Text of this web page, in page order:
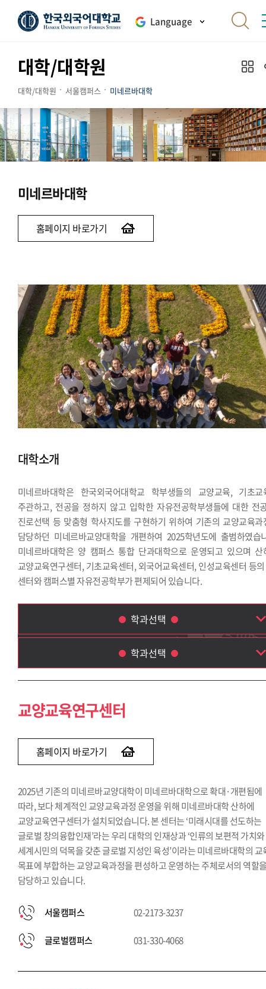
Language
대학/대학원
대학/대학원 서울캠퍼스 미네르바대학
미네르바대학
홈페이지 바로가기
대학소개
미네르바대학은 한국외국어대학교 학부생들의 교양교육, 기초교
주관하고, 전공을 정하지 않고 입학한 자유전공학부생들에 대한 전
진로선택 등 맞춤형 학사지도를 구현하기 위하여 기존의 교양교육과
담당하던 미네르바교양대학을 개편하여 2025학년도에 출범하였습
미네르바대학은 양 캠퍼스 통합 단과대학으로 운영되고 있으며 산
교양교육연구센터, 기초교육센터, 외국어교육센터, 인성교육센터 등
센터와 캠퍼스별 자유전공학부가 편제되어 있습니다.
학과선택
학과선택
교양교육연구센터
외국어교육센터
자유전공학부
교양교육연구센터
홈페이지 바로가기
2025년 기존의 미네르바교양대학이 미네르바대학으로 확대·개편됨에
따라, 보다 체계적인 교양교육과정 운영을 위해 미네르바대학 산하에
교양교육연구센터가 설치되었습니다. 본 센터는 ‘미래시대를 선도하는
글로벌 창의융합인재’라는 우리 대학의 인재상과 ‘인류의 보편적 가치와
세계시민의 덕목을 갖춘 글로벌 지성인 육성’이라는 미네르바대학의 교
목표에 부합하는 교양교육과정을 편성하고 운영하는 주체로서의 역할
담당하고 있습니다.
서울캠퍼스 02-2173-3237
글로벌캠퍼스 031-330-4068